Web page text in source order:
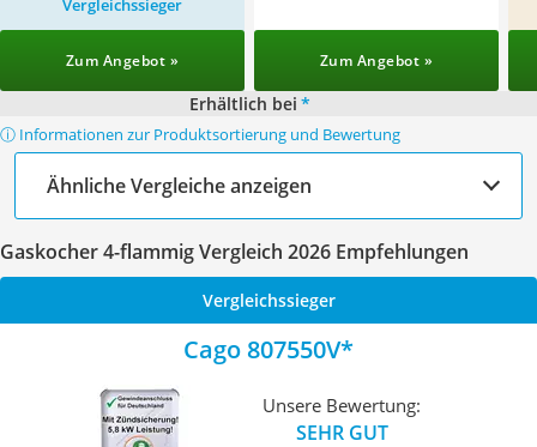
Vergleichssieger
Zum Angebot » Zum Angebot »
Erhältlich bei *
ⓘ Informationen zur Produktsortierung und Bewertung
Ähnliche Vergleiche anzeigen
Gaskocher 4-flammig Vergleich 2026 Empfehlungen
Vergleichssieger
Cago 807550V
Unsere Bewertung:
SEHR GUT